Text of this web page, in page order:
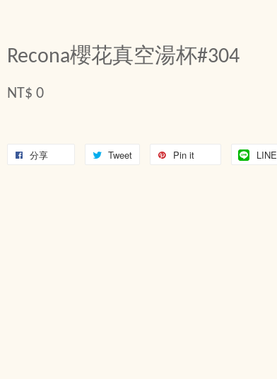
Recona櫻花真空湯杯#304
NT$ 0
分享 Tweet Pin it LINE